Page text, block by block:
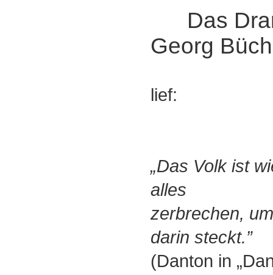
Das
Georg
lief:
„Das Volk ist
alles
zerbrechen,
darin steckt.”
(Danton in